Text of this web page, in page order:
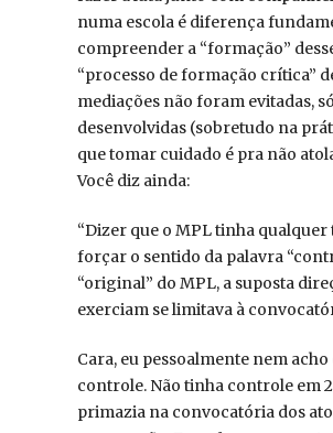
numa escola é diferença
compreender a “formação”
“processo de formação crítica”
mediações não foram evitadas,
desenvolvidas (sobretudo na
que tomar cuidado é pra não
Você diz ainda:
“Dizer que o MPL tinha
forçar o sentido da palavra
“original” do MPL, a suposta
exerciam se limitava à
Cara, eu pessoalmente nem
controle. Não tinha controle em
primazia na convocatória dos